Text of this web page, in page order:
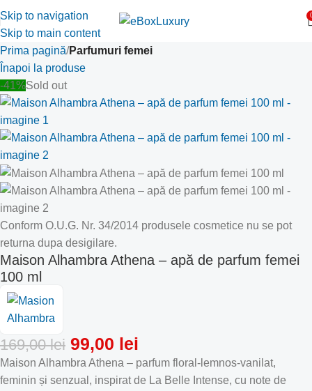
Skip to navigation
Skip to main content
Prima pagină Parfumuri femei
Înapoi la produse
-41%Sold out
Conform O.U.G. Nr. 34/2014 produsele cosmetice nu se pot
returna dupa desigilare.
Maison Alhambra Athena – apă de parfum femei
100 ml
169,00lei 99,00 lei
Maison Alhambra Athena – parfum floral-lemnos-vanilat,
feminin și senzual, inspirat de La Belle Intense, cu note de